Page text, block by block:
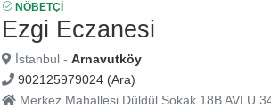
NÖBETÇI
Ezgi Eczanesi
İstanbul - Arnavutköy
902125979024 (Ara)
Merkez Mahallesi Düldül Sokak 18B AVLU